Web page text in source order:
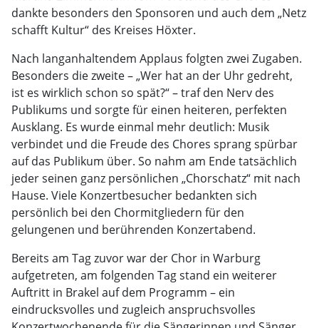
dankte besonders den Sponsoren und auch dem „Netz
schafft Kultur“ des Kreises Höxter.
Nach langanhaltendem Applaus folgten zwei Zugaben.
Besonders die zweite – „Wer hat an der Uhr gedreht,
ist es wirklich schon so spät?“ – traf den Nerv des
Publikums und sorgte für einen heiteren, perfekten
Ausklang. Es wurde einmal mehr deutlich: Musik
verbindet und die Freude des Chores sprang spürbar
auf das Publikum über. So nahm am Ende tatsächlich
jeder seinen ganz persönlichen „Chorschatz“ mit nach
Hause. Viele Konzertbesucher bedankten sich
persönlich bei den Chormitgliedern für den
gelungenen und berührenden Konzertabend.
Bereits am Tag zuvor war der Chor in Warburg
aufgetreten, am folgenden Tag stand ein weiterer
Auftritt in Brakel auf dem Programm – ein
eindrucksvolles und zugleich anspruchsvolles